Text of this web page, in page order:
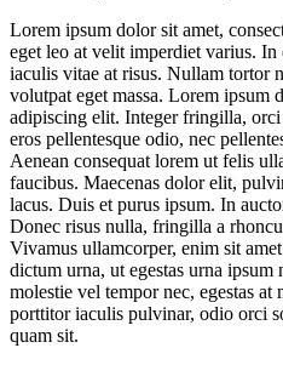
Lorem ipsum dolor sit amet,
eget leo at velit imperdiet varius.
iaculis vitae at risus. Nullam tortor
volutpat eget massa. Lorem ipsum
adipiscing elit. Integer fringilla, orci
eros pellentesque odio, nec
Aenean consequat lorem ut felis
faucibus. Maecenas dolor elit,
lacus. Duis et purus ipsum. In
Donec risus nulla, fringilla a
Vivamus ullamcorper, enim sit
dictum urna, ut egestas urna
molestie vel tempor nec, egestas at
porttitor iaculis pulvinar, odio orci
quam sit.